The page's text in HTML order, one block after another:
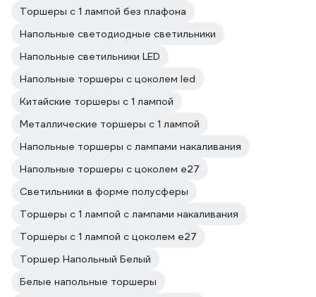
Торшеры с 1 лампой без плафона
Напольные светодиодные светильники
Напольные светильники LED
Напольные торшеры с цоколем led
Китайские торшеры с 1 лампой
Металлические торшеры с 1 лампой
Напольные торшеры с лампами накаливания
Напольные торшеры с цоколем e27
Светильники в форме полусферы
Торшеры с 1 лампой с лампами накаливания
Торшеры с 1 лампой с цоколем e27
Торшер Напольный Белый
Белые напольные торшеры